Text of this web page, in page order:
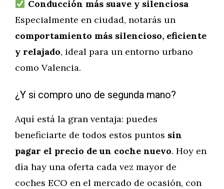
Conducción más suave y silenciosa
Especialmente en ciudad, notarás un
comportamiento más silencioso, eficiente
y relajado, ideal para un entorno urbano
como Valencia.
¿Y si compro uno de segunda mano?
Aquí está la gran ventaja: puedes
beneficiarte de todos estos puntos sin
pagar el precio de un coche nuevo. Hoy en
día hay una oferta cada vez mayor de
coches ECO en el mercado de ocasión, con